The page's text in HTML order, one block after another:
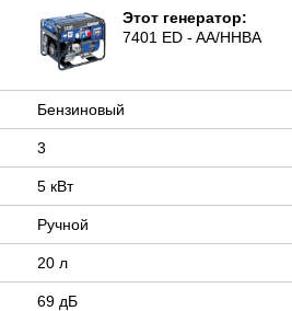
Этот генератор:
7401 ED - AA/HHBA
Бензиновый
3
5 кВт
Ручной
20 л
69 дБ